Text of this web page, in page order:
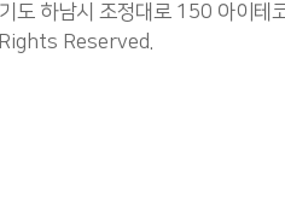
기도 하남시 조정대로 150 아
Reserved.